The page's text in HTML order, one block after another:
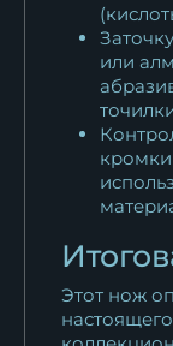
или
кромки
Этот нож